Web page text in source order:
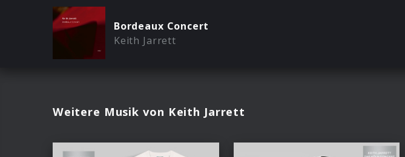
Bordeaux Concert
Keith Jarrett
Weitere Musik von Keith Jarrett